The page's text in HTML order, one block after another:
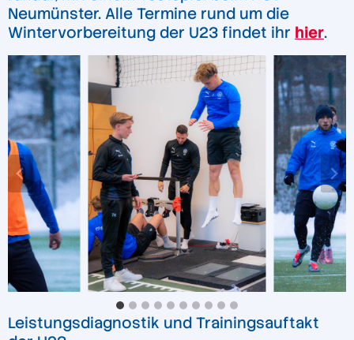
Neumünster. Alle Termine rund um die
Wintervorbereitung der U23 findet ihr hier.
Leistungsdiagnostik und Trainingsauftakt